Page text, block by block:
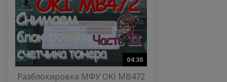
04:30
Разблокировка МФУ OKI MB472